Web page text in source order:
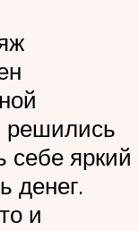
решились
себе яркий
денег.
и